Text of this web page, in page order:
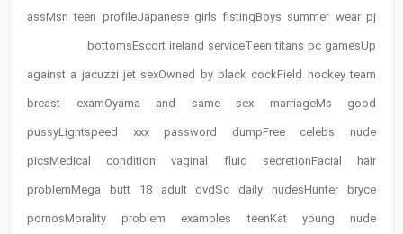
assMsn teen profileJapanese girls fistingBoys summer wear pj
bottomsEscort ireland serviceTeen titans pc gamesUp
against a jacuzzi jet sexOwned by black cockField hockey team
breast examOyama and same sex marriageMs good
pussyLightspeed xxx password dumpFree celebs nude
picsMedical condition vaginal fluid secretionFacial hair
problemMega butt 18 adult dvdSc daily nudesHunter bryce
pornosMorality problem examples teenKat young nude